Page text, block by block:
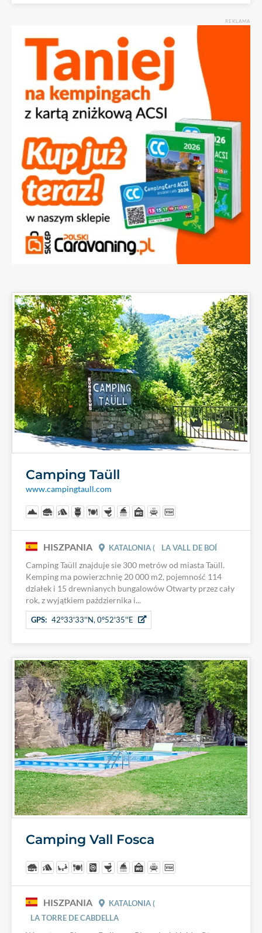
REKLAMA
Camping Taüll
www.campingtaull.com
HISZPANIA KATALONIA (
LA VALL DE BOÍ
Camping Taüll znajduje sie 300 metrów od miasta Taüll.
Kemping ma powierzchnię 20 000 m2, pojemność 114
działek i 15 drewnianych bungalowów Otwarty przez cały
rok, z wyjątkiem października i...
GPS: 42°33'33''N, 0°52'35''E
Camping Vall Fosca
HISZPANIA
KATALONIA (
LA TORRE DE CABDELLA